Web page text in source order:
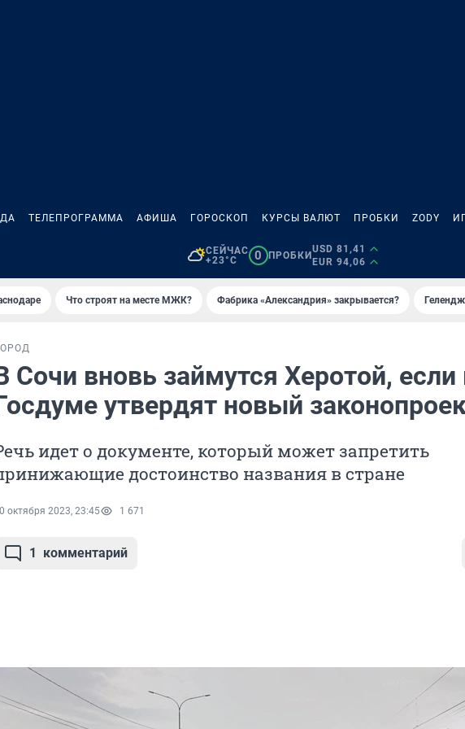
ТЕЛЕПРОГРАММА АФИША ГОРОСКОП КУРСЫ ВАЛЮТ ПРОБКИ ZODY
СЕЙЧАС
+23°C
0 ПРОБКИ
USD 81,41
EUR 94,06
Что строят на месте МЖК? Фабрика «Александрия» закрывается?
Сочи вновь займутся Херотой, если
утвердят новый
идет о документе, который может запретить
достоинство названия в стране
октября 2023, 23:45 1 671
1 комментарий